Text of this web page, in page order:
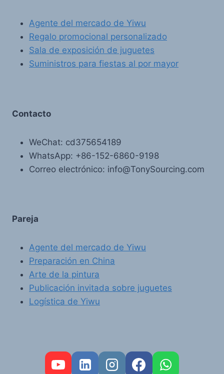
Agente del mercado de Yiwu
Regalo promocional personalizado
Sala de exposición de juguetes
Suministros para fiestas al por mayor
Contacto
WeChat: cd375654189
WhatsApp: +86-152-6860-9198
Correo electrónico: info@TonySourcing.com
Pareja
Agente del mercado de Yiwu
Preparación en China
Arte de la pintura
Publicación invitada sobre juguetes
Logística de Yiwu